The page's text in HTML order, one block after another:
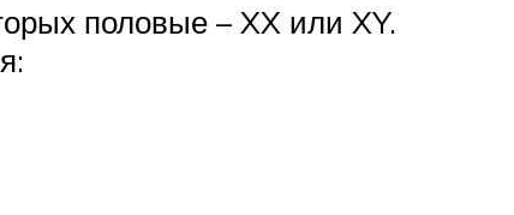
половые – XX или XY.